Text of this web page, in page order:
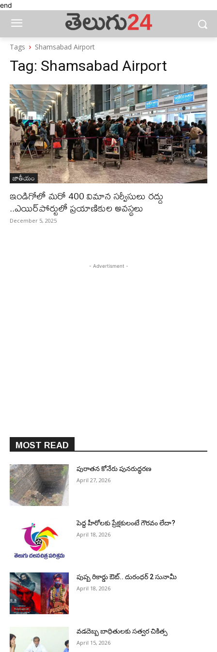
end
Tags Shamsabad Airport
Tag: Shamsabad Airport
జాతీయం
ఇండిగోలో మరో 400 విమాన సర్వీసులు రద్దు
..ఎయిర్‌పోర్టులో ప్రయాణికుల అవస్థలు
December 5, 2025
- Advertisment -
MOST READ
పురాత‌న కోనేరు పున‌రుద్ధ‌ర‌ణ
April 27, 2026
పెద్ద హీరోల‌కు ప్రేక్ష‌కులంటే గౌర‌వం లేదా?
April 18, 2026
పుష్ప రికార్డు ఔట్‌.. దురంధ‌ర్ 2 సునామీ
April 18, 2026
వడదెబ్బ బాధితులకు సత్వర చికిత్స
April 15, 2026